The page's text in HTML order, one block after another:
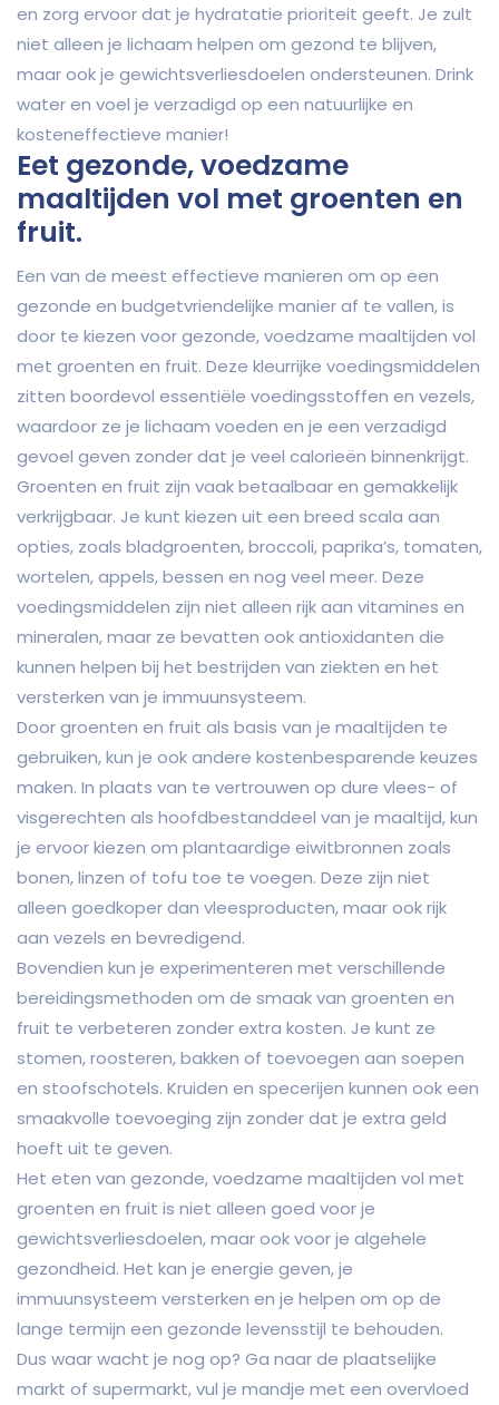
en zorg ervoor dat je hydratatie prioriteit geeft. Je zult
niet alleen je lichaam helpen om gezond te blijven,
maar ook je gewichtsverliesdoelen ondersteunen. Drink
water en voel je verzadigd op een natuurlijke en
kosteneffectieve manier!
Eet gezonde, voedzame
maaltijden vol met groenten en
fruit.
Een van de meest effectieve manieren om op een
gezonde en budgetvriendelijke manier af te vallen, is
door te kiezen voor gezonde, voedzame maaltijden vol
met groenten en fruit. Deze kleurrijke voedingsmiddelen
zitten boordevol essentiële voedingsstoffen en vezels,
waardoor ze je lichaam voeden en je een verzadigd
gevoel geven zonder dat je veel calorieën binnenkrijgt.
Groenten en fruit zijn vaak betaalbaar en gemakkelijk
verkrijgbaar. Je kunt kiezen uit een breed scala aan
opties, zoals bladgroenten, broccoli, paprika’s, tomaten,
wortelen, appels, bessen en nog veel meer. Deze
voedingsmiddelen zijn niet alleen rijk aan vitamines en
mineralen, maar ze bevatten ook antioxidanten die
kunnen helpen bij het bestrijden van ziekten en het
versterken van je immuunsysteem.
Door groenten en fruit als basis van je maaltijden te
gebruiken, kun je ook andere kostenbesparende keuzes
maken. In plaats van te vertrouwen op dure vlees- of
visgerechten als hoofdbestanddeel van je maaltijd, kun
je ervoor kiezen om plantaardige eiwitbronnen zoals
bonen, linzen of tofu toe te voegen. Deze zijn niet
alleen goedkoper dan vleesproducten, maar ook rijk
aan vezels en bevredigend.
Bovendien kun je experimenteren met verschillende
bereidingsmethoden om de smaak van groenten en
fruit te verbeteren zonder extra kosten. Je kunt ze
stomen, roosteren, bakken of toevoegen aan soepen
en stoofschotels. Kruiden en specerijen kunnen ook een
smaakvolle toevoeging zijn zonder dat je extra geld
hoeft uit te geven.
Het eten van gezonde, voedzame maaltijden vol met
groenten en fruit is niet alleen goed voor je
gewichtsverliesdoelen, maar ook voor je algehele
gezondheid. Het kan je energie geven, je
immuunsysteem versterken en je helpen om op de
lange termijn een gezonde levensstijl te behouden.
Dus waar wacht je nog op? Ga naar de plaatselijke
markt of supermarkt, vul je mandje met een overvloed